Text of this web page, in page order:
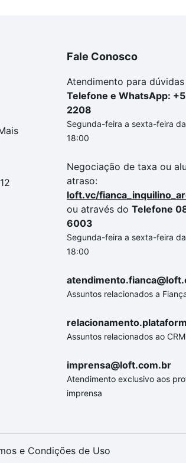
Fale Conosco
Atendimento para
Telefone e WhatsApp:
2208
Segunda-feira a sexta-feira
18:00
Negociação de taxa ou
atraso:
loft.vc/
ou através do Telefone
6003
Segunda-feira a sexta-feira
18:00
Assuntos relacionados a
Assuntos relacionados ao
imprensa@loft.com.br
Atendimento exclusivo aos
imprensa
e Condições de Uso